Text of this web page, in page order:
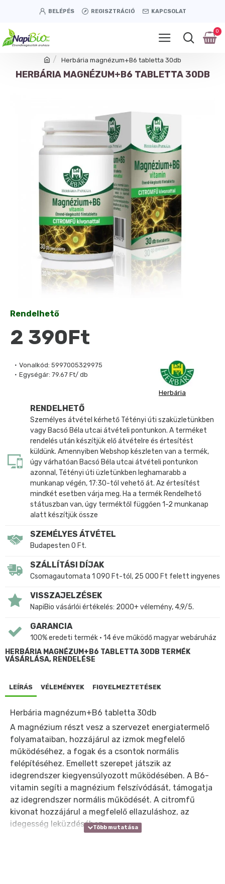
BELÉPÉS REGISZTRÁCIÓ KAPCSOLAT
0
Herbária magnézum+B6 tabletta 30db
HERBÁRIA MAGNÉZUM+B6 TABLETTA 30DB
Vonalkód: 5997005329975
Egységár: 79.67 Ft/ db
Herbária
Rendelhető
2 390Ft
RENDELHETŐ
Személyes átvétel kérhető Tétényi úti szaküzletünkben
vagy Bacsó Béla utcai átvételi pontunkon. A terméket
rendelés után készítjük elő átvételre és értesítést
küldünk. Amennyiben Webshop készleten van a termék,
úgy várhatóan Bacsó Béla utcai átvételi pontunkon
azonnal, Tétényi úti üzletünkben leghamarabb a
munkanap végén, 17:30-tól vehető át. Az értesítést
mindkét esetben várja meg. Ha a termék Rendelhető
státuszban van, úgy terméktől függően 1-2 munkanap
alatt készítjük össze
SZEMÉLYES ÁTVÉTEL
Budapesten 0 Ft.
SZÁLLÍTÁSI DÍJAK
Csomagautomata 1 090 Ft-tól, 25 000 Ft felett ingyenes
VISSZAJELZÉSEK
NapiBio vásárlói értékelés: 2000+ vélemény, 4,9/5.
GARANCIA
100% eredeti termék • 14 éve működő magyar webáruház
HERBÁRIA MAGNÉZUM+B6 TABLETTA 30DB TERMÉK
VÁSÁRLÁSA, RENDELÉSE
LEÍRÁS VÉLEMÉNYEK FIGYELMEZTETÉSEK
Herbária magnézum+B6 tabletta 30db
A magnézium részt vesz a szervezet energiatermelő
folyamataiban, hozzájárul az izmok megfelelő
működéséhez, a fogak és a csontok normális
felépítéséhez. Emellett szerepet játszik az
idegrendszer kiegyensúlyozott működésében. A B6-
vitamin segíti a magnézium felszívódását, támogatja
az idegrendszer normális működését. A citromfű
kivonat hozzájárul a megfelelő ellazuláshoz, az
idegesség leküzdéséhez.